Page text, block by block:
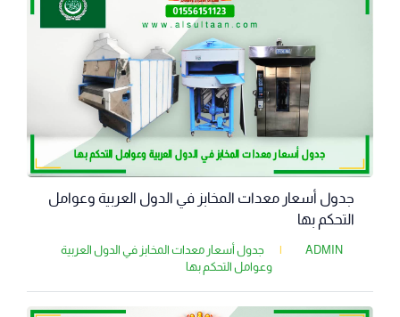
جدول أسعار معدات المخابز في الدول العربية وعوامل
التحكم بها
ADMIN
جدول أسعار معدات المخابز في الدول العربية
وعوامل التحكم بها